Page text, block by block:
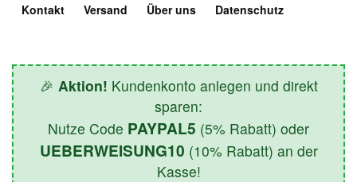
Kontakt Versand Über uns Datenschutz
🎉 Aktion! Kundenkonto anlegen und direkt
sparen:
Nutze Code PAYPAL5 (5% Rabatt) oder
UEBERWEISUNG10 (10% Rabatt) an der
Kasse!